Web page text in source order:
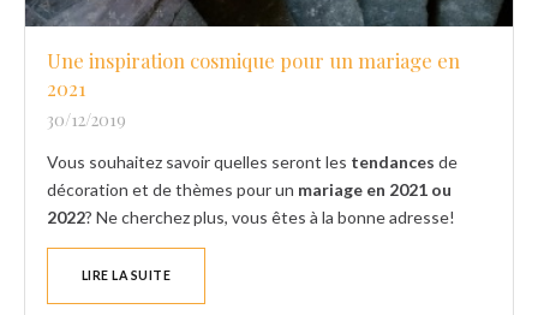
Une inspiration cosmique pour un mariage en
2021
30/12/2019
Vous souhaitez savoir quelles seront les tendances de
décoration et de thèmes pour un mariage en 2021 ou
2022? Ne cherchez plus, vous êtes à la bonne adresse!
LIRE LA SUITE